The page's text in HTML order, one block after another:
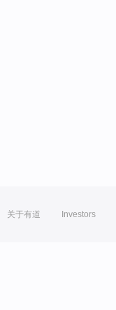
关于有道 Investors